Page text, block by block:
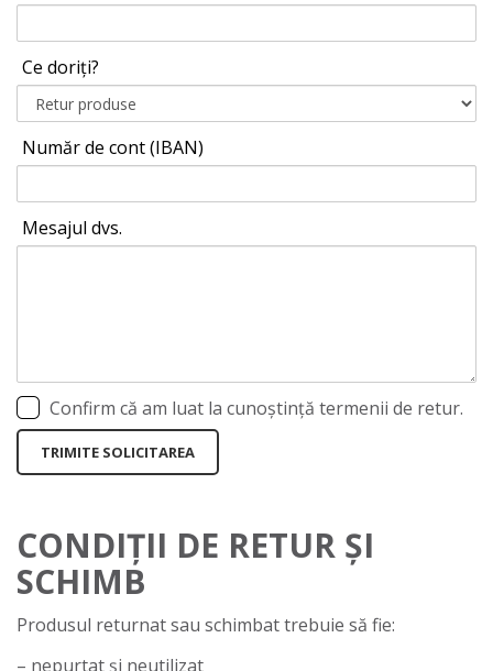
Ce doriți?
Număr de cont (IBAN)
Mesajul dvs.
Confirm că am luat la cunoștință termenii de retur.
TRIMITE SOLICITAREA
CONDIȚII DE RETUR ȘI
SCHIMB
Produsul returnat sau schimbat trebuie să fie:
– nepurtat și neutilizat